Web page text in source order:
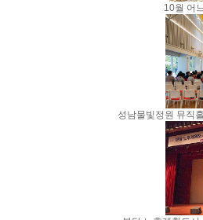
10월 어
성남물빛정원 뮤직